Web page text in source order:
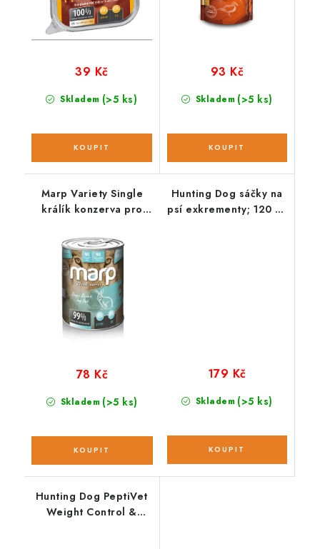
Skladem (>5 ks)
39 Kč
Skladem (>5 ks)
93 Kč
Marp Variety Single
králík konzerva pro
Skladem (>5 ks)
78 Kč
Hunting Dog sáčky na
psí exkrementy; 120 ks
Skladem (>5 ks)
179 Kč
Hunting Dog PeptiVet
Weight Control &